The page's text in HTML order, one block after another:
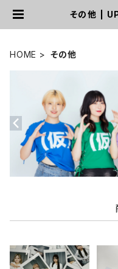
その他 |
HOME その他